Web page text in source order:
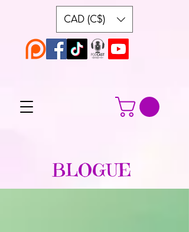
CAD (C$)
BLOGUE